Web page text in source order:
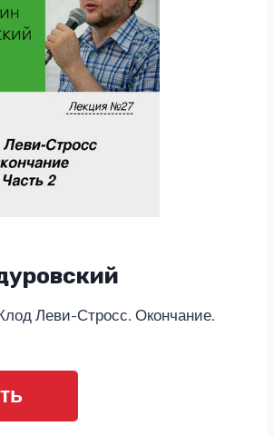
Леви-Стросс. Окончание.